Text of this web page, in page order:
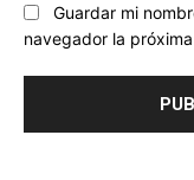
Guardar mi
navegador la